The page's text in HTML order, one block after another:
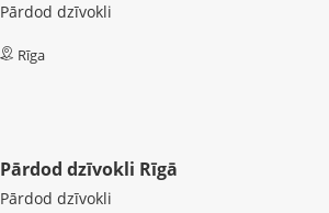
Pārdod dzīvokli
Rīga
Pārdod dzīvokli Rīgā
Pārdod dzīvokli